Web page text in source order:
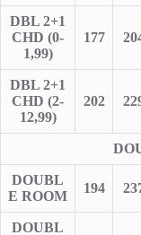
DBL 2+1
CHD (0-
1,99)
177
DBL 2+1
CHD (2-
12,99)
202
DOUBL
E ROOM
194
DOUBL